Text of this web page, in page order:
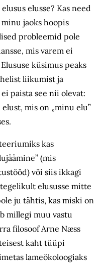
elusse? Kas need
minu jaoks hoopis
probleemid pole
mis varem ei
küsimus peaks
liikumist ja
paista see nii olevat:
mis on „minu elu”
kas
(mis
või siis ikkagi
elususse mitte
ju tähtis, kas miski on
millegi muu vastu
filosoof Arne Næss
kaht tüüpi
lameökoloogiaks